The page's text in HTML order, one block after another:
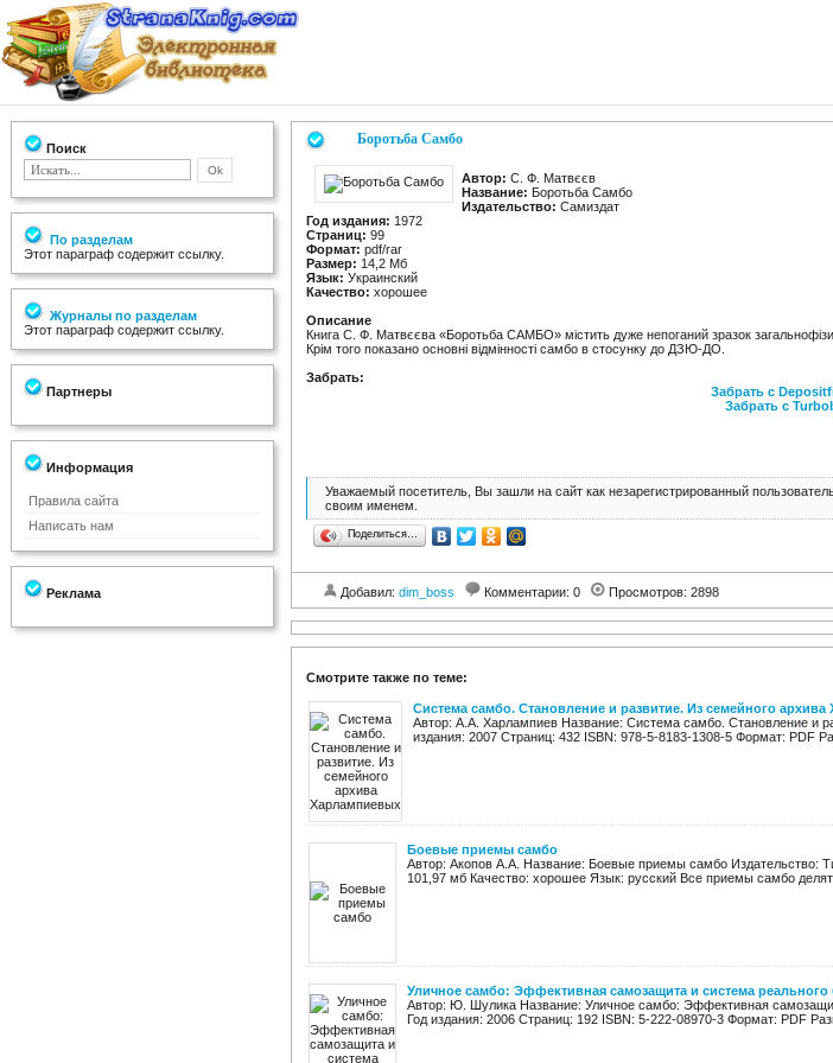
Поиск
По разделам
Этот параграф содержит ссылку.
Журналы по разделам
Этот параграф содержит ссылку.
Партнеры
Информация
Правила сайта
Написать нам
Реклама
Боротьба Самбо
Автор: С. Ф. Матвєєв
Название: Боротьба Самбо
Издательство: Самиздат
Год издания: 1972
Страниц: 99
Формат: pdf/rar
Размер: 14,2 Мб
Язык: Украинский
Качество: хорошее
Описание
Книга С. Ф. Матвєєва «Боротьба САМБО» містить дуже непоганий зразок
Крім того показано основні відмінності самбо в стосунку до ДЗЮ-ДО.
Забрать:
Забрать с
Забрать с
Уважаемый посетитель, Вы зашли на сайт как незарегистрированный
своим именем.
Поделиться…
Добавил: dim_boss Комментарии: 0 Просмотров: 2898
Смотрите также по теме:
Система самбо. Становление и развитие. Из семейного
Автор: А.А. Харлампиев Название: Система самбо. Становление и
издания: 2007 Страниц: 432 ISBN: 978-5-8183-1308-5 Формат: PDF
Боевые приемы самбо
Автор: Акопов А.А. Название: Боевые приемы самбо Издательство:
101,97 мб Качество: хорошее Язык: русский Все приемы самбо
Уличное самбо: Эффективная самозащита и система реального
Автор: Ю. Шулика Название: Уличное самбо: Эффективная
Год издания: 2006 Страниц: 192 ISBN: 5-222-08970-3 Формат: PDF